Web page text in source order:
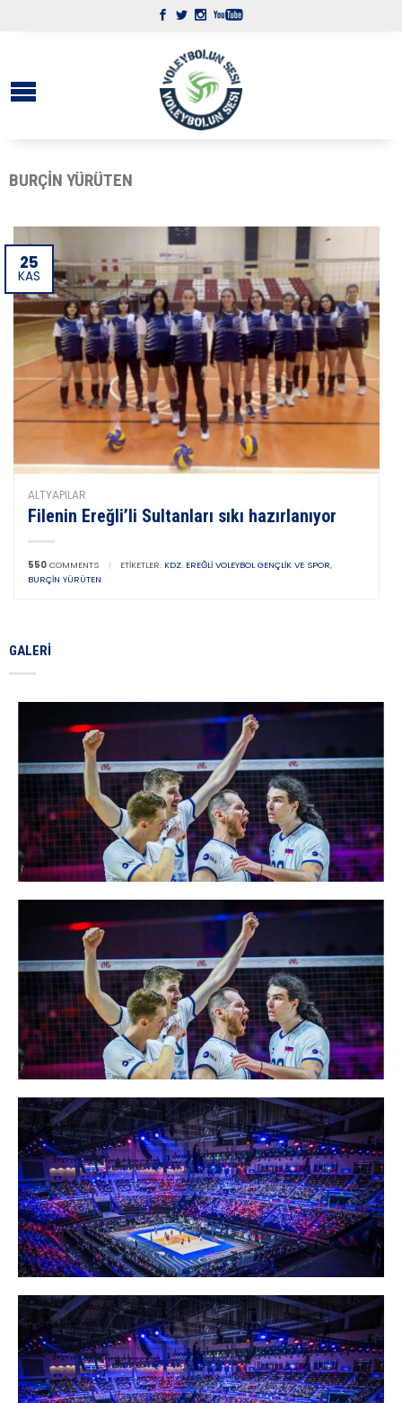
BURÇIN YÜRÜTEN
25
KAS
ALTYAPILAR
Filenin Ereğli’li Sultanları sıkı hazırlanıyor
550 COMMENTS | ETIKETLER: KDZ. EREĞLI VOLEYBOL GENÇLIK VE SPOR,
BURÇIN YÜRÜTEN
GALERI